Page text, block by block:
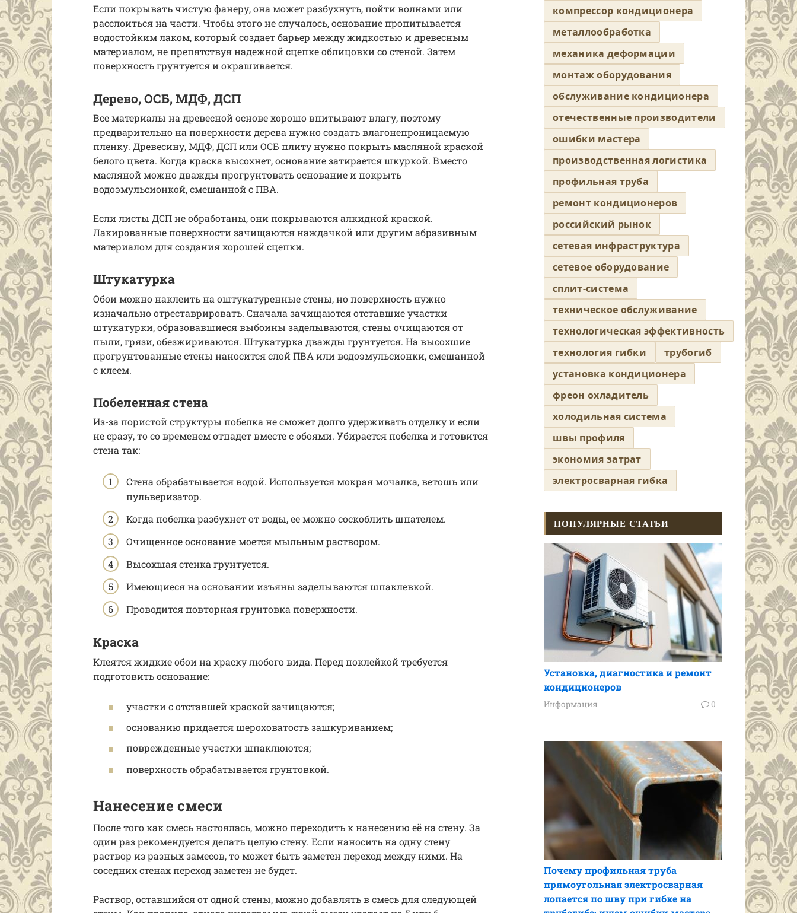
Если покрывать чистую фанеру, она может разбухнуть, пойти волнами или
расслоиться на части. Чтобы этого не случалось, основание пропитывается
водостойким лаком, который создает барьер между жидкостью и древесным
материалом, не препятствуя надежной сцепке облицовки со стеной. Затем
поверхность грунтуется и окрашивается.
Дерево, ОСБ, МДФ, ДСП
Все материалы на древесной основе хорошо впитывают влагу, поэтому
предварительно на поверхности дерева нужно создать влагонепроницаемую
пленку. Древесину, МДФ, ДСП или ОСБ плиту нужно покрыть масляной краской
белого цвета. Когда краска высохнет, основание затирается шкуркой. Вместо
масляной можно дважды прогрунтовать основание и покрыть
водоэмульсионкой, смешанной с ПВА.
Если листы ДСП не обработаны, они покрываются алкидной краской.
Лакированные поверхности зачищаются наждачкой или другим абразивным
материалом для создания хорошей сцепки.
Штукатурка
Обои можно наклеить на оштукатуренные стены, но поверхность нужно
изначально отреставрировать. Сначала зачищаются отставшие участки
штукатурки, образовавшиеся выбоины заделываются, стены очищаются от
пыли, грязи, обезжириваются. Штукатурка дважды грунтуется. На высохшие
прогрунтованные стены наносится слой ПВА или водоэмульсионки, смешанной
с клеем.
Побеленная стена
Из-за пористой структуры побелка не сможет долго удерживать отделку и если
не сразу, то со временем отпадет вместе с обоями. Убирается побелка и готовится
стена так:
Стена обрабатывается водой. Используется мокрая мочалка, ветошь или
пульверизатор.
Когда побелка разбухнет от воды, ее можно соскоблить шпателем.
Очищенное основание моется мыльным раствором.
Высохшая стенка грунтуется.
Имеющиеся на основании изъяны заделываются шпаклевкой.
Проводится повторная грунтовка поверхности.
Краска
Клеятся жидкие обои на краску любого вида. Перед поклейкой требуется
подготовить основание:
участки с отставшей краской зачищаются;
основанию придается шероховатость зашкуриванием;
поврежденные участки шпаклюются;
поверхность обрабатывается грунтовкой.
Нанесение смеси
После того как смесь настоялась, можно переходить к нанесению её на стену. За
один раз рекомендуется делать целую стену. Если наносить на одну стену
раствор из разных замесов, то может быть заметен переход между ними. На
соседних стенах переход заметен не будет.
Раствор, оставшийся от одной стены, можно добавлять в смесь для следующей
компрессор кондиционера
металлообработка
механика деформации
монтаж оборудования
обслуживание кондиционера
отечественные производители
ошибки мастера
производственная логистика
профильная труба
ремонт кондиционеров
российский рынок
сетевая инфраструктура
сетевое оборудование
сплит-система
техническое обслуживание
технологическая эффективность
технология гибки
трубогиб
установка кондиционера
фреон охладитель
холодильная система
швы профиля
экономия затрат
электросварная гибка
ПОПУЛЯРНЫЕ СТАТЬИ
Установка, диагностика и ремонт
кондиционеров
Информация 0
Почему профильная труба
прямоугольная электросварная
лопается по шву при гибке на